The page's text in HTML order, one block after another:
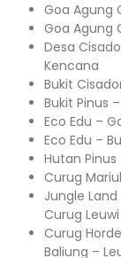
Goa Agung
Goa Agung
Desa
Kencana
Bukit
Bukit Pinus
Eco Edu –
Eco Edu –
Hutan
Curug
Jungle
Curug Leuwi
Curug
Baliung –